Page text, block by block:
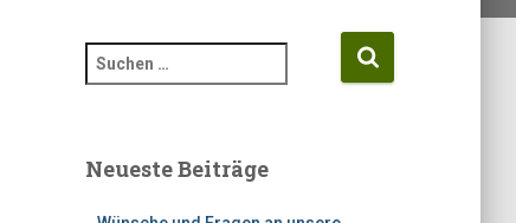
u
e
Neueste Beiträge